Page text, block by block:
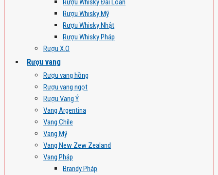
Rượu Whisky Đài Loan
Rượu Whisky Mỹ
Rượu Whisky Nhật
Rượu Whisky Pháp
Rượu X.O
Rượu vang
Rượu vang hồng
Rượu vang ngọt
Rượu Vang Ý
Vang Argentina
Vang Chile
Vang Mỹ
Vang New Zew Zealand
Vang Pháp
Brandy Pháp